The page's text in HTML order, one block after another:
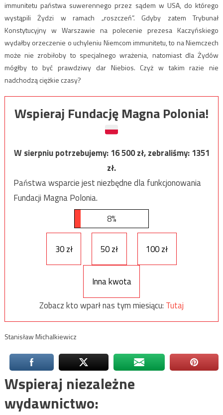
immunitetu państwa suwerennego przez sądem w USA, do którego
wystąpili Żydzi w ramach „roszczeń”. Gdyby zatem Trybunał
Konstytucyjny w Warszawie na polecenie prezesa Kaczyńskiego
wydałby orzeczenie o uchyleniu Niemcom immunitetu, to na Niemczech
może nie zrobiłoby to specjalnego wrażenia, natomiast dla Żydów
mógłby to być prawdziwy dar Niebios. Czyż w takim razie nie
nadchodzą ciężkie czasy?
Wspieraj Fundację Magna Polonia!
W sierpniu potrzebujemy:16 500zł, zebraliśmy:1351
zł.
Państwa wsparcie jest niezbędne dla funkcjonowania
Fundacji Magna Polonia.
8%
30 zł 50 zł 100 zł
Inna kwota
Zobacz kto wparł nas tym miesiącu: Tutaj
Stanisław Michalkiewicz
Wspieraj niezależne
wydawnictwo: